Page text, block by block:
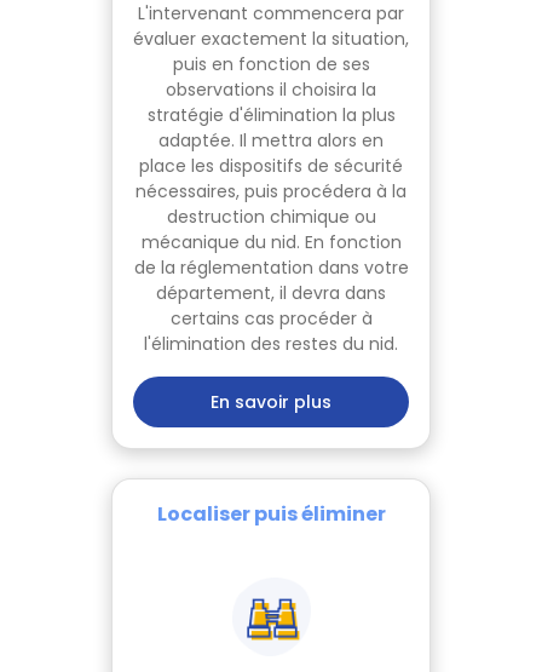
L'intervenant commencera par
évaluer exactement la situation,
puis en fonction de ses
observations il choisira la
stratégie d'élimination la plus
adaptée. Il mettra alors en
place les dispositifs de sécurité
nécessaires, puis procédera à la
destruction chimique ou
mécanique du nid. En fonction
de la réglementation dans votre
département, il devra dans
certains cas procéder à
l'élimination des restes du nid.
En savoir plus
Localiser puis éliminer